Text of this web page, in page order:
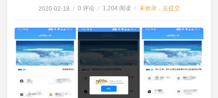
2020-02-18 / 0 评论 / 1,204 阅读 / 未收录，去提交